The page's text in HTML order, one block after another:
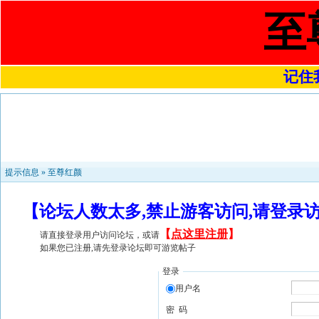
至
记住
提示信息 » 至尊红颜
【论坛人数太多,禁止游客访问,请登
请直接登录用户访问论坛，或请 【 点这里注册】
如果您已注册,请先登录论坛即可游览帖子
登录
用户名
密 码